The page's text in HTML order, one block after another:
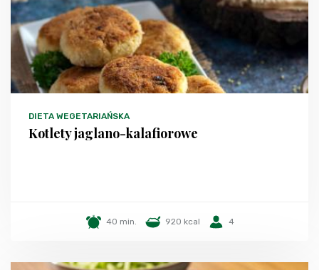
DIETA WEGETARIAŃSKA
Kotlety jaglano-kalafiorowe
40 min. 920 kcal 4